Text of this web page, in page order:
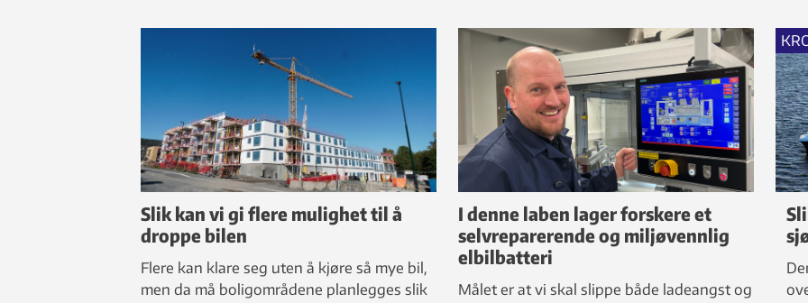
Slik kan vi gi flere mulighet til å
droppe bilen
Flere kan klare seg uten å kjøre så mye bil,
men da må boligområdene planlegges slik
I denne laben lager forskere et
selvreparerende og miljøvennlig
elbilbatteri
Målet er at vi skal slippe både ladeangst og